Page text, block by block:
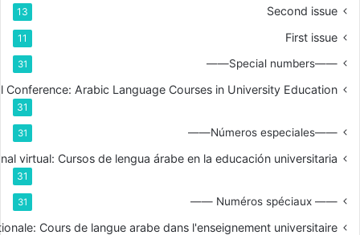
Second issue
13
First issue
11
——Special numbers——
31
Conference: Arabic Language Courses in University Education
31
——Números especiales——
31
virtual: Cursos de lengua árabe en la educación universitaria
31
—— Numéros spéciaux ——
31
Cours de langue arabe dans l'enseignement universitaire